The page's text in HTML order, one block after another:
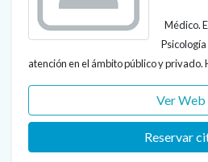
Médico.
atención en el ámbito público y privado.
Ver Web
Reservar